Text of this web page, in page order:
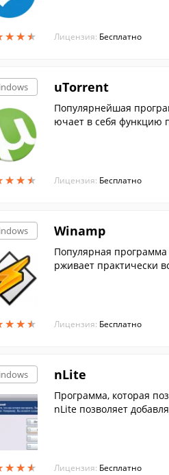
★★★
★★★ Лицензия: Бесплатно
★★★
★★★
uTorrent
Популярнейшая
ючает в себя функцию
Лицензия: Бесплатно
★★★
★★★
Winamp
Популярная
рживает практически
Лицензия: Бесплатно
★★★
★★★
nLite
Программа, которая
nLite позволяет
Лицензия: Бесплатно